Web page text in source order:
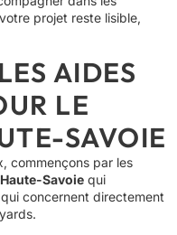
projet reste lisible,
AIDES
LE
SAVOIE
commençons par les
Savoie qui
concernent directement